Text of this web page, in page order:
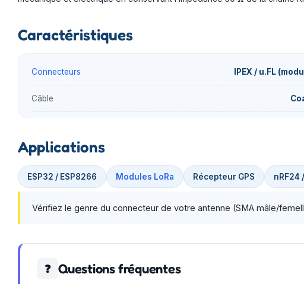
Caractéristiques
Connecteurs IPEX / u.FL
Câble
Applications
ESP32 / ESP8266 Modules LoRa Récepteur GPS nRF24
Vérifiez le genre du connecteur de votre antenne (SMA mâle/
❓ Questions fréquentes